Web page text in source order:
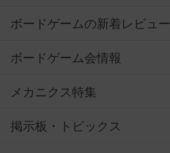
ボードゲームの新着レビュー
ボードゲーム会情報
メカニクス特集
掲示板・トピックス